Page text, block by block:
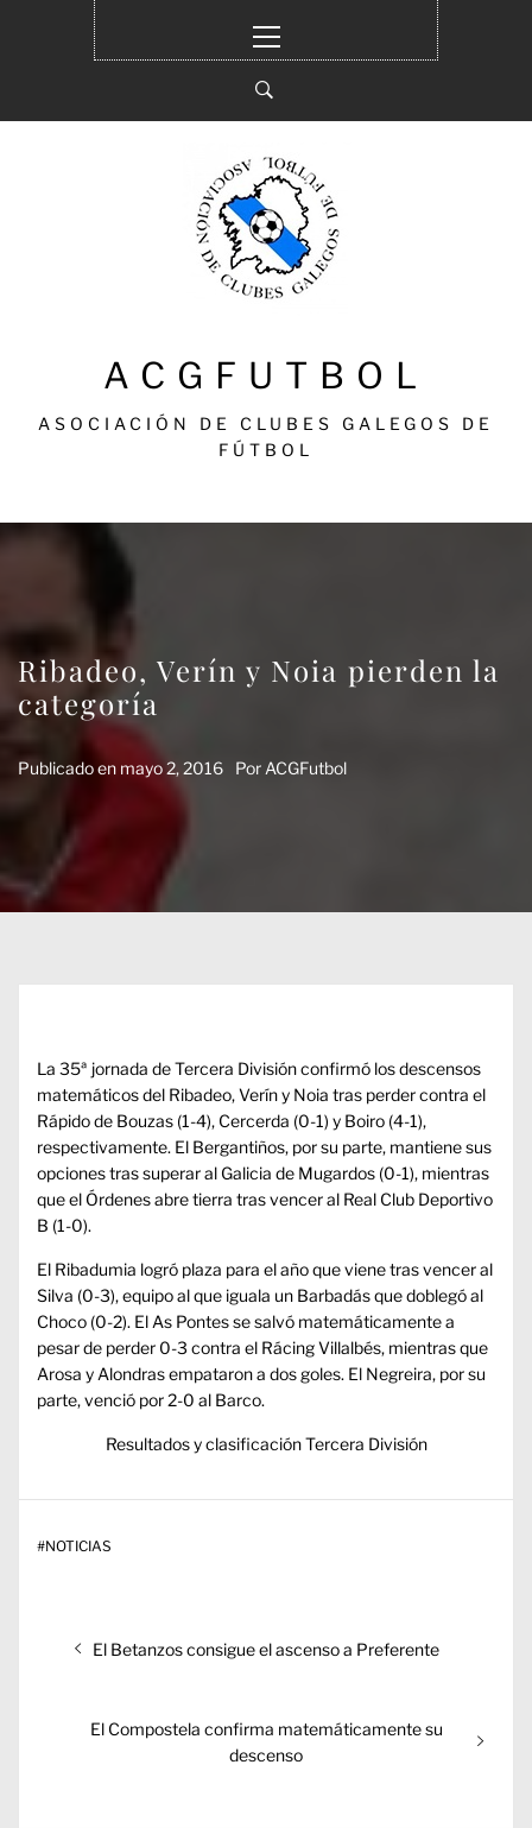
principal
ACGFUTBOL
ASOCIACIÓN DE CLUBES GALEGOS DE
FÚTBOL
Ribadeo, Verín y Noia pierden la
categoría
Publicado en mayo 2, 2016 Por ACGFutbol
La 35ª jornada de Tercera División confirmó los descensos
matemáticos del Ribadeo, Verín y Noia tras perder contra el
Rápido de Bouzas (1-4), Cercerda (0-1) y Boiro (4-1),
respectivamente. El Bergantiños, por su parte, mantiene sus
opciones tras superar al Galicia de Mugardos (0-1), mientras
que el Órdenes abre tierra tras vencer al Real Club Deportivo
B (1-0).
El Ribadumia logró plaza para el año que viene tras vencer al
Silva (0-3), equipo al que iguala un Barbadás que doblegó al
Choco (0-2). El As Pontes se salvó matemáticamente a
pesar de perder 0-3 contra el Rácing Villalbés, mientras que
Arosa y Alondras empataron a dos goles. El Negreira, por su
parte, venció por 2-0 al Barco.
Resultados y clasificación Tercera División
#NOTICIAS
Entrada
El Betanzos consigue el ascenso a Preferente
Entrada
El Compostela confirma matemáticamente su
descenso